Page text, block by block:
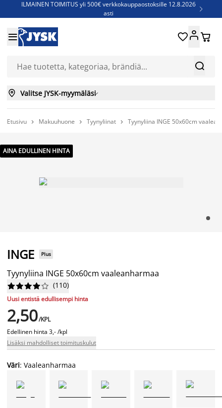
ILMAINEN TOIMITUS yli 500€ verkkokauppaostoksille 12.8.2026
asti

Jenkkisänkyjä - Säästä jopa 60%


 
 Valitse JYSK-myymäläsi
Etusivu  Makuuhuone  Tyynyliinat  Tyynyliina INGE 50x60cm
AINA EDULLINEN HINTA
INGE Plus
Tyynyliina INGE 50x60cm vaaleanharmaa





 (110)
Uusi entistä edullisempi hinta
2,50/KPL
Edellinen hinta 3,- /kpl
Lisäksi mahdolliset toimituskulut
Väri: Vaaleanharmaa